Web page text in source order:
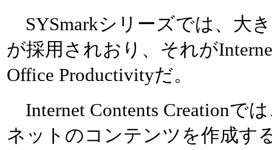
SYSmarkシリーズでは、大
が採用されおり、それが
Office Productivityだ。
Internet Contents Creationで
ネットのコンテンツを作成す